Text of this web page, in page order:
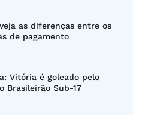
as diferenças entre os
de pagamento
Vitória é goleado pelo
Brasileirão Sub-17